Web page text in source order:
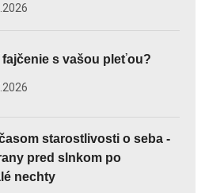
s vašou pleťou?
starostlivosti o seba -
pred slnkom po
nechty